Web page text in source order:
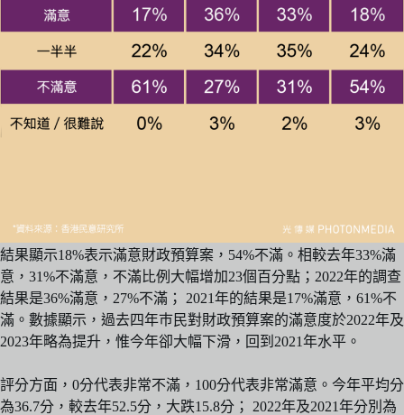
結果顯示18%表示滿意財政預算案，54%不滿。相較去年33%滿
意，31%不滿意，不滿比例大幅增加23個百分點；2022年的調查
結果是36%滿意，27%不滿； 2021年的結果是17%滿意，61%不
滿。數據顯示，過去四年巿民對財政預算案的滿意度於2022年及
2023年略為提升，惟今年卻大幅下滑，回到2021年水平。
評分方面，0分代表非常不滿，100分代表非常滿意。今年平均分
為36.7分，較去年52.5分，大跌15.8分； 2022年及2021年分別為